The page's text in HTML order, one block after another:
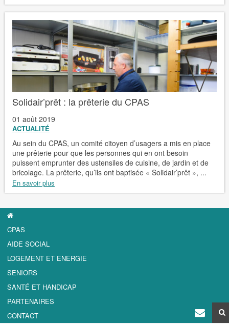
Solidair’prêt : la prêterie du CPAS
01 août 2019
ACTUALITÉ
Au sein du CPAS, un comité citoyen d’usagers a mis en place
une prêterie pour que les personnes qui en ont besoin
puissent emprunter des ustensiles de cuisine, de jardin et de
bricolage. La prêterie, qu’ils ont baptisée « Solidair’prêt », ...
En savoir plus
CPAS
AIDE SOCIAL
LOGEMENT ET ENERGIE
SENIORS
SANTÉ ET HANDICAP
PARTENAIRES
CONTACT